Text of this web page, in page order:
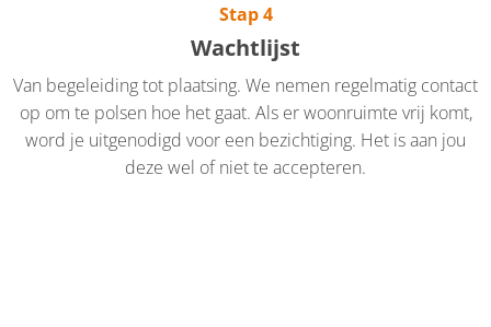
Stap 4
Wachtlijst
Van begeleiding tot plaatsing. We nemen regelmatig contact
op om te polsen hoe het gaat. Als er woonruimte vrij komt,
word je uitgenodigd voor een bezichtiging. Het is aan jou
deze wel of niet te accepteren.